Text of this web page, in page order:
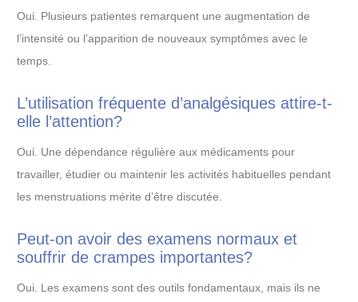
Oui. Plusieurs patientes remarquent une augmentation de
l’intensité ou l’apparition de nouveaux symptômes avec le
temps.
L’utilisation fréquente d’analgésiques attire-t-
elle l’attention?
Oui. Une dépendance régulière aux médicaments pour
travailler, étudier ou maintenir les activités habituelles pendant
les menstruations mérite d’être discutée.
Peut-on avoir des examens normaux et
souffrir de crampes importantes?
Oui. Les examens sont des outils fondamentaux, mais ils ne